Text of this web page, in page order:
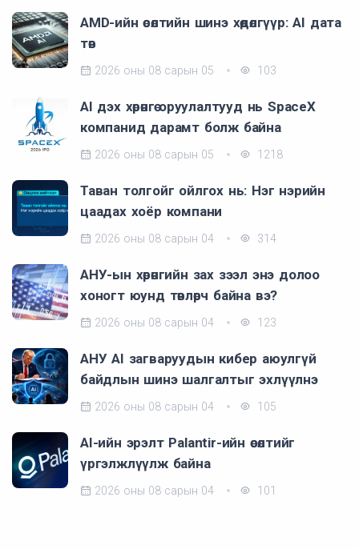
AMD-ийн өсөлтийн шинэ хөдөлгүүр: AI дата
төв
2026 оны 08 сарын 05 103
AI дэх хөрөнгө оруулалтууд нь SpaceX
компанид дарамт болж байна
2026 оны 08 сарын 05 1218
Таван толгойг ойлгох нь: Нэг нэрийн
цаадах хоёр компани
2026 оны 08 сарын 04 314
АНУ-ын хөрөнгийн зах зээл энэ долоо
хоногт юунд төвлөрч байна вэ?
2026 оны 08 сарын 04 123
АНУ AI загваруудын кибер аюулгүй
байдлын шинэ шалгалтыг эхлүүлнэ
2026 оны 08 сарын 04 105
AI-ийн эрэлт Palantir-ийн өсөлтийг
үргэлжлүүлж байна
2026 оны 08 сарын 04 101